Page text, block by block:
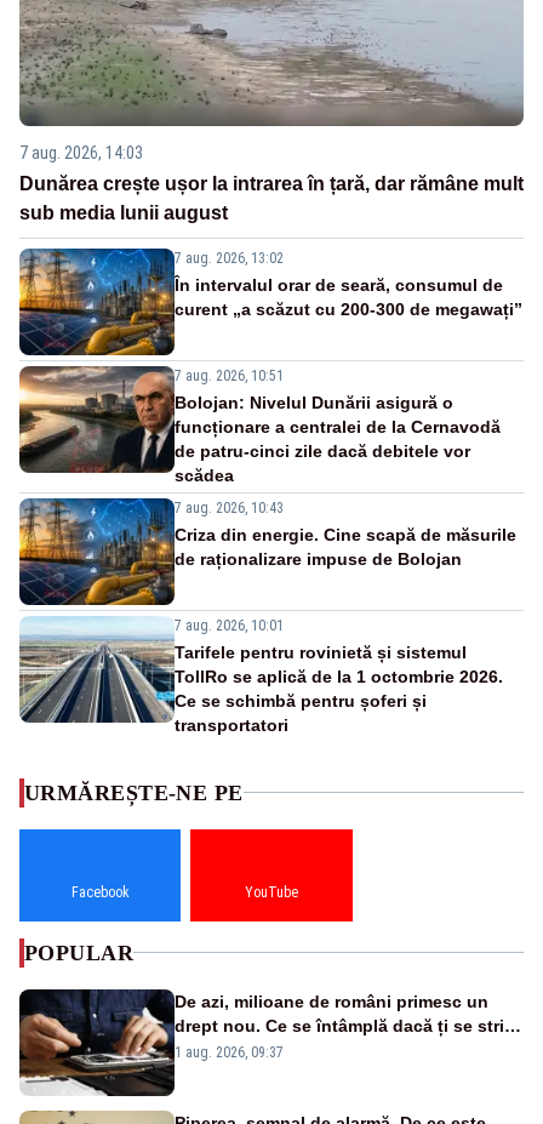
7 aug. 2026, 14:03
Dunărea crește ușor la intrarea în țară, dar rămâne mult
sub media lunii august
7 aug. 2026, 13:02
În intervalul orar de seară, consumul de
curent „a scăzut cu 200-300 de megawați”
7 aug. 2026, 10:51
Bolojan: Nivelul Dunării asigură o
funcționare a centralei de la Cernavodă
de patru-cinci zile dacă debitele vor
scădea
7 aug. 2026, 10:43
Criza din energie. Cine scapă de măsurile
de raționalizare impuse de Bolojan
7 aug. 2026, 10:01
Tarifele pentru rovinietă și sistemul
TollRo se aplică de la 1 octombrie 2026.
Ce se schimbă pentru șoferi și
transportatori
URMĂREȘTE-NE PE
Facebook YouTube
POPULAR
De azi, milioane de români primesc un
drept nou. Ce se întâmplă dacă ți se strică
un produs
1 aug. 2026, 09:37